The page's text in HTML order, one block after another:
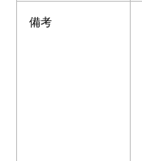
備考